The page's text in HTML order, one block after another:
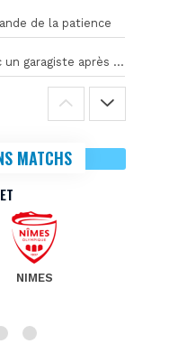
de la patience
L’anecdote folle de Medina avec un garagiste après le Mondial
MATCHS
NIMES